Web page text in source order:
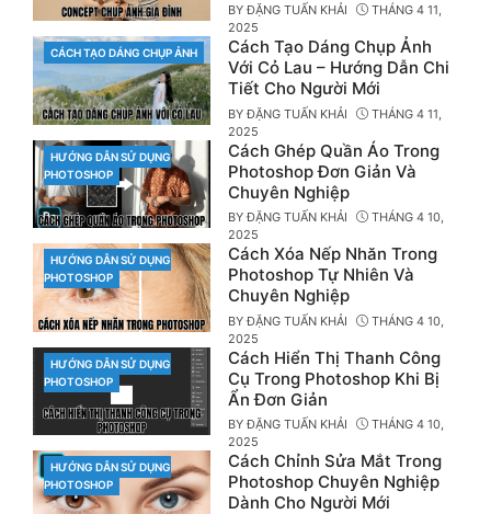
BYĐẶNG TUẤN KHẢI
THÁNG 4 11,
2025
CATEGORIES
CÁCH TẠO DÁNG CHỤP ẢNH
Cách Tạo Dáng Chụp Ảnh
Với Cỏ Lau – Hướng Dẫn Chi
Tiết Cho Người Mới
BYĐẶNG TUẤN KHẢI
THÁNG 4 11,
2025
CATEGORIES
HƯỚNG DẪN SỬ DỤNG
PHOTOSHOP
Cách Ghép Quần Áo Trong
Photoshop Đơn Giản Và
Chuyên Nghiệp
BYĐẶNG TUẤN KHẢI
THÁNG 4 10,
2025
CATEGORIES
HƯỚNG DẪN SỬ DỤNG
PHOTOSHOP
Cách Xóa Nếp Nhăn Trong
Photoshop Tự Nhiên Và
Chuyên Nghiệp
BYĐẶNG TUẤN KHẢI
THÁNG 4 10,
2025
CATEGORIES
HƯỚNG DẪN SỬ DỤNG
PHOTOSHOP
Cách Hiển Thị Thanh Công
Cụ Trong Photoshop Khi Bị
Ẩn Đơn Giản
BYĐẶNG TUẤN KHẢI
THÁNG 4 10,
2025
CATEGORIES
HƯỚNG DẪN SỬ DỤNG
PHOTOSHOP
Cách Chỉnh Sửa Mắt Trong
Photoshop Chuyên Nghiệp
Dành Cho Người Mới